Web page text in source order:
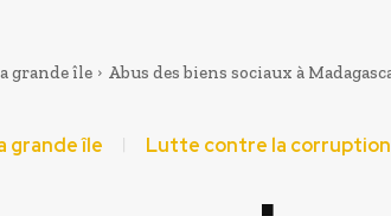
grande île Abus des biens sociaux à
grande île Lutte contre la corruption